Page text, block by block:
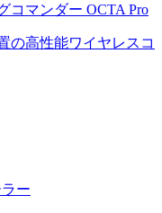
コマンダー OCTA Pro
の高性能ワイヤレスコ
ー